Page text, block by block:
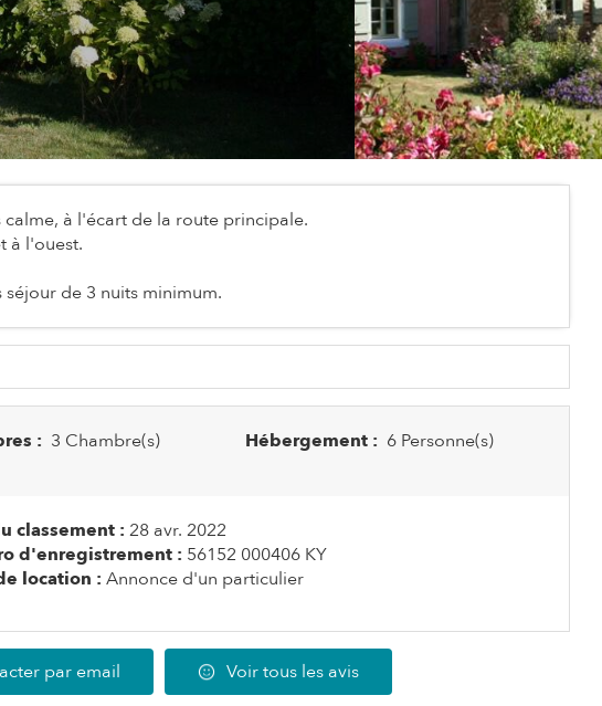
à l'écart de la route principale.
à l'ouest.
de 3 nuits minimum.
: 3 Chambre(s) Hébergement : 6 Personne(s)
classement : 28 avr. 2022
d'enregistrement : 56152 000406 KY
location : Annonce d'un particulier
par email Voir tous les avis